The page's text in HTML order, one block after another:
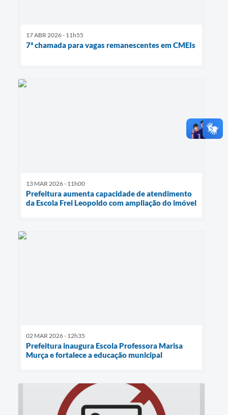
17 ABR 2026 - 11h55
7ª chamada para vagas remanescentes em CMEIs
13 MAR 2026 - 11h00
Prefeitura aumenta capacidade de atendimento
da Escola Frei Leopoldo com ampliação do imóvel
02 MAR 2026 - 12h35
Prefeitura inaugura Escola Professora Marisa
Murça e fortalece a educação municipal